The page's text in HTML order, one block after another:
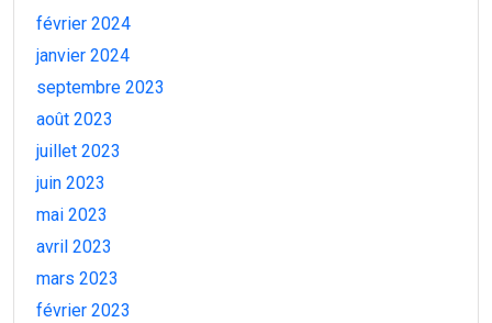
février 2024
janvier 2024
septembre 2023
août 2023
juillet 2023
juin 2023
mai 2023
avril 2023
mars 2023
février 2023